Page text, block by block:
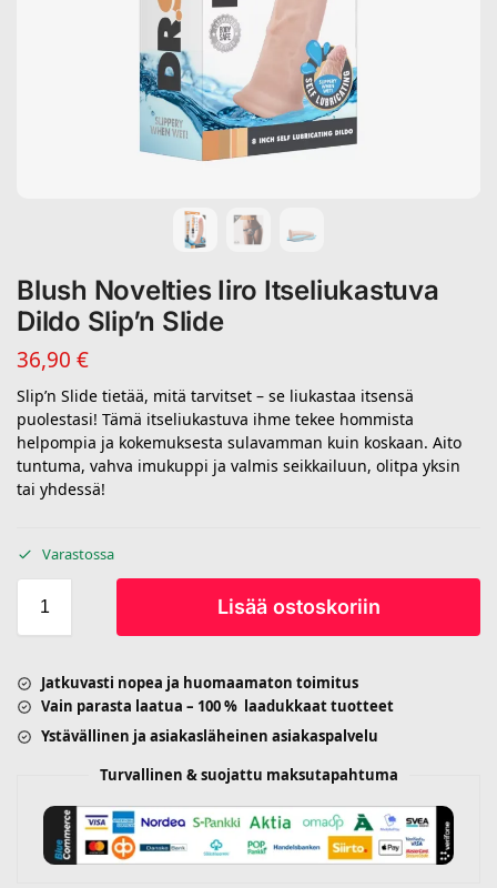
Blush Novelties Iiro Itseliukastuva
Dildo Slip’n Slide
36,90 €
Slip’n Slide tietää, mitä tarvitset – se liukastaa itsensä
puolestasi! Tämä itseliukastuva ihme tekee hommista
helpompia ja kokemuksesta sulavamman kuin koskaan. Aito
tuntuma, vahva imukuppi ja valmis seikkailuun, olitpa yksin
tai yhdessä!
Varastossa
Lisää ostoskoriin
Jatkuvasti nopea ja huomaamaton toimitus
Vain parasta laatua – 100 % laadukkaat tuotteet
Ystävällinen ja asiakasläheinen asiakaspalvelu
Turvallinen & suojattu maksutapahtuma